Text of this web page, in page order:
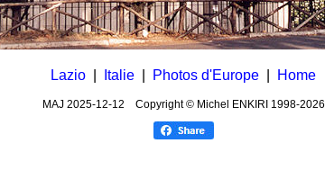
Lazio Italie Photos d'Europe Home
MAJ 2025-12-12 Copyright © Michel ENKIRI 1998-2026